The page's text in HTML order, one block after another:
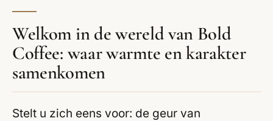
Welkom in de wereld van Bold
Coffee: waar warmte en karakter
samenkomen
Stelt u zich eens voor: de geur van